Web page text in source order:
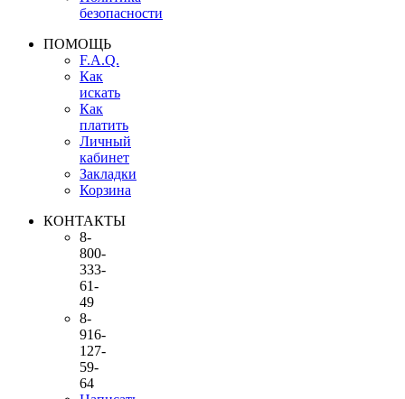
безопасности
ПОМОЩЬ
F.A.Q.
Как
искать
Как
платить
Личный
кабинет
Закладки
Корзина
КОНТАКТЫ
8-
800-
333-
61-
49
8-
916-
127-
59-
64